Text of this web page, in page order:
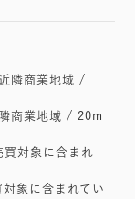
隣商業地域 /
商業地域 / 20m
対象に含まれ
象に含まれてい